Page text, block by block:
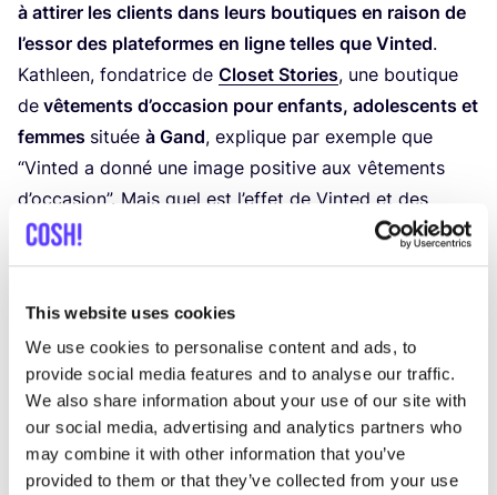
This website uses cookies
We use cookies to personalise content and ads, to
provide social media features and to analyse our traffic.
We also share information about your use of our site with
our social media, advertising and analytics partners who
may combine it with other information that you’ve
provided to them or that they’ve collected from your use
à atti­rer les clients dans leurs bou­tiques en rai­son de
l’es­sor des pla­te­formes en ligne telles que Vin­ted.
Kath­leen, fon­da­trice de Clo­set Sto­ries, une bou­tique
de vête­ments d’oc­ca­sion pour enfants, ado­les­cents et
femmes située à Gand, explique par exemple que
“Vin­ted a don­né une image posi­tive aux vête­ments
d’oc­ca­sion”. Mais quel est l’ef­fet de Vin­ted et des
autres ven­deurs en ligne de vête­ments d’oc­ca­sion ?
“Moins de vête­ments (de qua­li­té) sont confiés aux
soi-même et d’ob­te­nir rapi­de­ment de l’argent. Cela
crée éga­le­ment l’i­mage que les vête­ments d’oc­ca­sion
doivent être ven­dus à bas prix, alors que les bou­tiques
qui sélec­tionnent leurs vête­ments à la main, par­fois
même les réparent et les vendent en maga­sin, doivent
pra­ti­quer des prix différents.